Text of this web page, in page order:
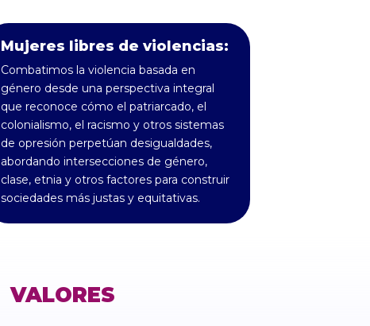
Mujeres libres de violencias:
Combatimos la violencia basada en
género desde una perspectiva integral
que reconoce cómo el patriarcado, el
colonialismo, el racismo y otros sistemas
de opresión perpetúan desigualdades,
abordando intersecciones de género,
clase, etnia y otros factores para construir
sociedades más justas y equitativas.
VALORES